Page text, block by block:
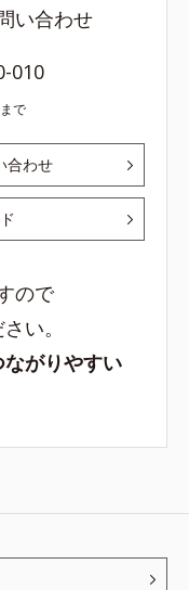
い合わせ
010
で
合わせ
ので
い。
がりやすい